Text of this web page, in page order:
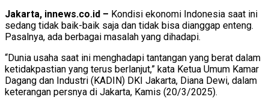
Jakarta, innews.co.id – Kondisi ekonomi Indonesia saat ini
sedang tidak baik-baik saja dan tidak bisa dianggap enteng.
Pasalnya, ada berbagai masalah yang dihadapi.
“Dunia usaha saat ini menghadapi tantangan yang berat dalam
ketidakpastian yang terus berlanjut,” kata Ketua Umum Kamar
Dagang dan Industri (KADIN) DKI Jakarta, Diana Dewi, dalam
keterangan persnya di Jakarta, Kamis (20/3/2025).